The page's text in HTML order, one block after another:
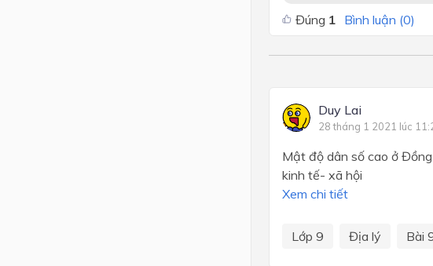
Đúng 1 Bình luận (0)
Duy Lai
28 tháng 1 2021 lúc
Mật độ dân số cao ở
kinh tế- xã hội
Xem chi tiết
Lớp 9 Địa lý Bài